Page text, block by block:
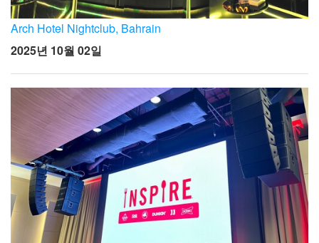
Arch Hotel Nightclub, Bahrain
2025년 10월 02일